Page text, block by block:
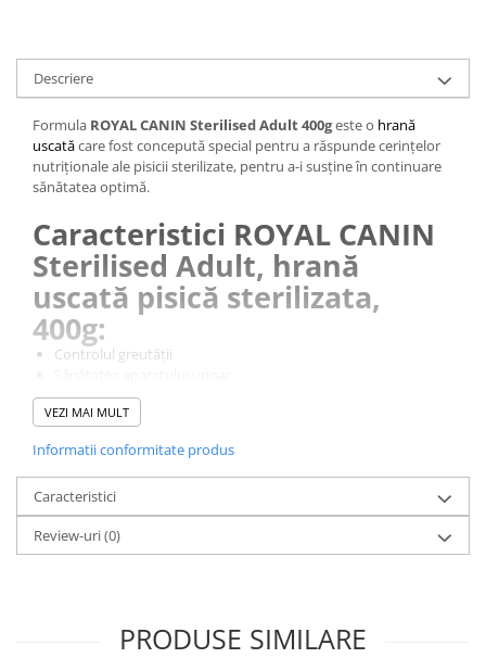
Descriere
Formula ROYAL CANIN Sterilised Adult 400geste o hrană
uscatăcare fost concepută special pentru a răspunde cerințelor
nutriționale ale pisicii sterilizate, pentru a-i susține în continuare
sănătatea optimă.
Caracteristici ROYAL CANIN
Sterilised Adult, hrană
uscată pisică sterilizata,
400g:
Controlul greutății
Conținut proteic ridicat
VEZI MAI MULT
Informatii conformitate produs
Caracteristici
Review-uri(0)
PRODUSE SIMILARE